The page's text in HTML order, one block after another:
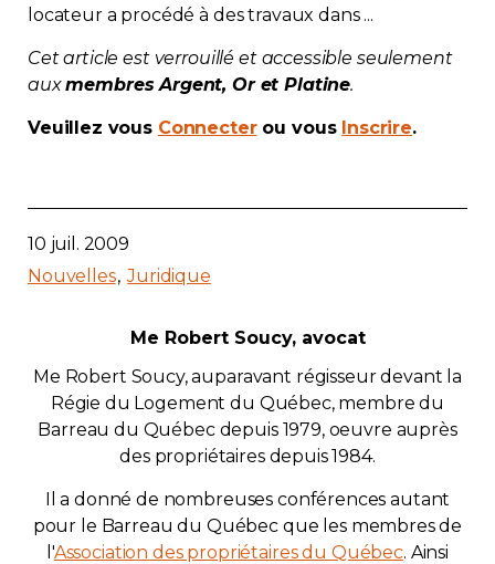
Zone Membres
Français
locateur a procédé à des travaux dans ...
Cet article est verrouillé et accessible seulement
auxmembres Argent, Or et Platine.
Veuillez vous Connecterou vous Inscrire.
10 juil. 2009
Nouvelles Juridique
Me Robert Soucy, avocat
Me Robert Soucy, auparavant régisseur devant la
Régie du Logement du Québec, membre du
Barreau du Québec depuis 1979, oeuvre auprès
des propriétaires depuis 1984.
Il a donné de nombreuses conférences autant
pour le Barreau du Québec que les membres de
l'Association des propriétaires du Québec. Ainsi